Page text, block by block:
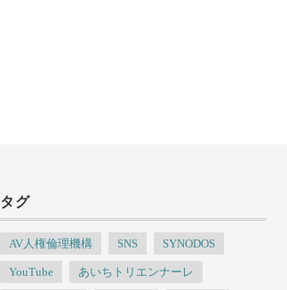
タグ
AV人権倫理機構 SNS SYNODOS
YouTube あいちトリエンナーレ